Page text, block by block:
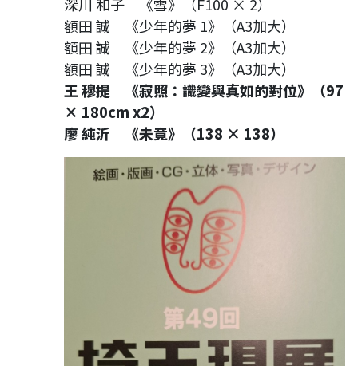
深川 和子 《雪》（F100 × 2）
額田 誠 《少年的夢 1》（A3加大）
額田 誠 《少年的夢 2》（A3加大）
額田 誠 《少年的夢 3》（A3加大）
王 穆提 《寂照：識變與真如的對位》（97
× 180cm x2）
廖 純沂 《未竟》（138 × 138）